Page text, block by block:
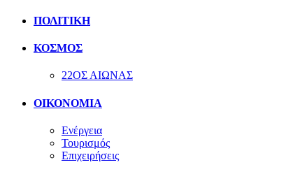
ΠΟΛΙΤΙΚΗ
ΚΟΣΜΟΣ
22ΟΣ ΑΙΩΝΑΣ
ΟΙΚΟΝΟΜΙΑ
Ενέργεια
Τουρισμός
Επιχειρήσεις